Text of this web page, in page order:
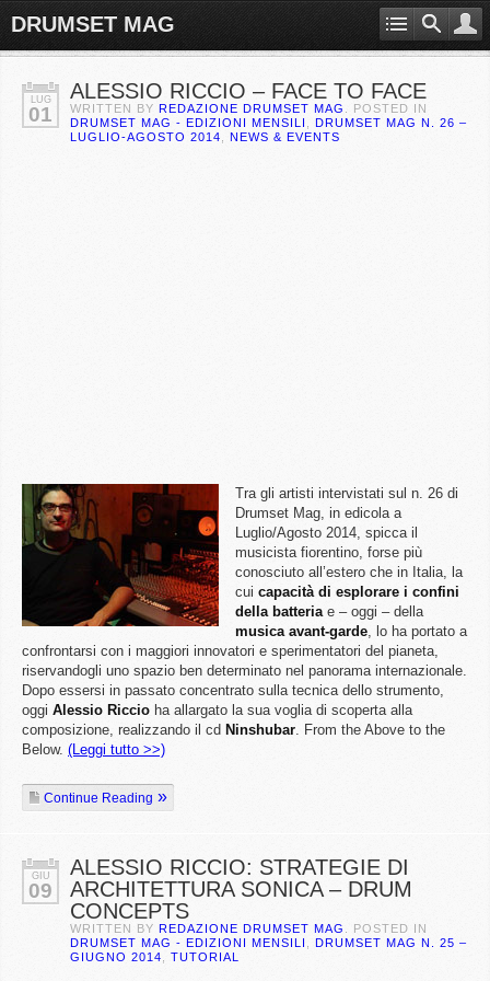
DRUMSET MAG
LUG
01
ALESSIO RICCIO – FACE TO FACE
WRITTEN BY REDAZIONE DRUMSET MAG
. POSTED IN
DRUMSET MAG - EDIZIONI MENSILI
DRUMSET MAG N. 26 –
LUGLIO-AGOSTO 2014
NEWS & EVENTS
Tra gli artisti intervistati sul n. 26 di
Drumset Mag, in edicola a
Luglio/Agosto 2014, spicca il
musicista fiorentino, forse più
conosciuto all’estero che in Italia, la
cui capacità di esplorare i confini
della batteriae – oggi – della
musica avant-garde, lo ha portato a
confrontarsi con i maggiori innovatori e sperimentatori del pianeta,
riservandogli uno spazio ben determinato nel panorama internazionale.
Dopo essersi in passato concentrato sulla tecnica dello strumento,
oggi Alessio Riccio ha allargato la sua voglia di scoperta alla
composizione, realizzando il cd Ninshubar. From the Above to the
Below. (Leggi tutto >>)
Continue Reading
GIU
09
ALESSIO RICCIO: STRATEGIE DI
ARCHITETTURA SONICA – DRUM
CONCEPTS
WRITTEN BY REDAZIONE DRUMSET MAG
. POSTED IN
DRUMSET MAG - EDIZIONI MENSILI
DRUMSET MAG N. 25 –
GIUGNO 2014
TUTORIAL